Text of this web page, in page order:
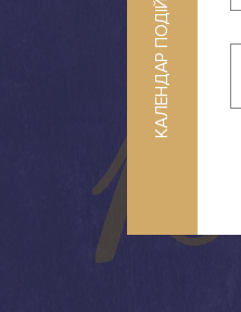
КАЛЕНДАР ПОДІЙ